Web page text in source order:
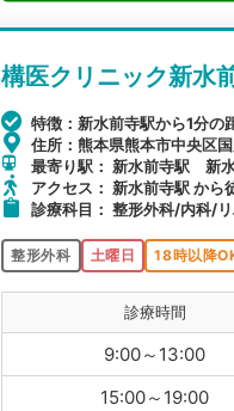
構医クリニック新水
特徴：新水前寺駅から1分の
住所：熊本県熊本市中央区
最寄り駅： 新水前寺駅 新
アクセス： 新水前寺駅 から
診療科目： 整形外科/内科/
整形外科 土曜日 18時以降
診療時間
9:00～13:00
15:00～19:00